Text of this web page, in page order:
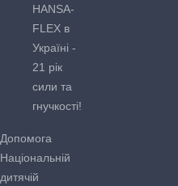
HANSA-
FLEX в
Україні -
21 рік
сили та
гнучкості!
Допомога
Національній
дитячій